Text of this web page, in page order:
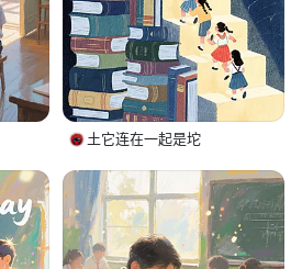
土它连在一起是坨